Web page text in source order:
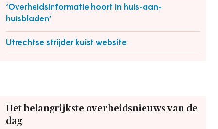
‘Overheidsinformatie hoort in huis-aan-
huisbladen’
Utrechtse strijder kuist website
Het belangrijkste overheidsnieuws van de
dag